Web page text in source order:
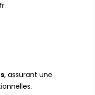
, assurant une